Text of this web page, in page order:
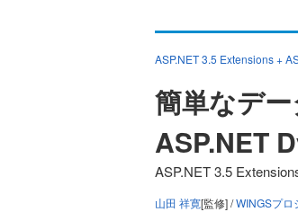
ASP.NET 3.5 Extensions +
簡単なデー
ASP.NET
ASP.NET 3.5
山田 祥寛[監修] /WINGSプ